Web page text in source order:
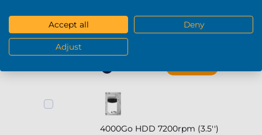
2000Go HDD 7200rpm (3.5'')
4000Go HDD 7200rpm (3.5'')
Accept all Deny
Adjust